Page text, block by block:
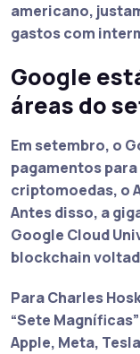
americano,
gastos com
Google
áreas do
Em setembro, o
pagamentos
criptomoedas, o
Antes disso, a
Google Cloud
blockchain
Para Charles
“Sete
Apple, Meta,